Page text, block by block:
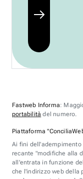
Fastweb Informa:
portabilità del numero.
Piattaforma
Ai fini
recante "modifiche alla
all'entrata in funzione
che l'indirizzo web della